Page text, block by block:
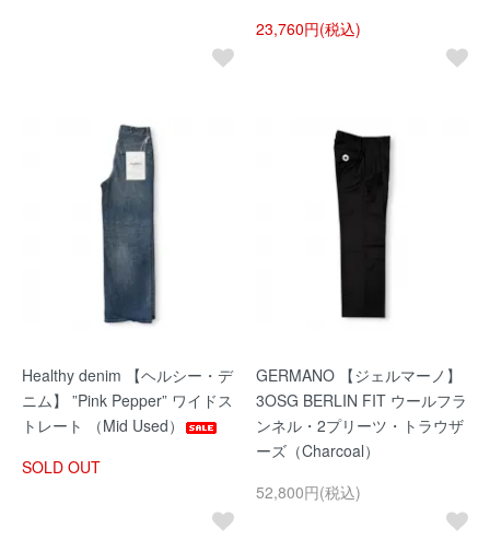
23,760円(税込)
Healthy denim 【ヘルシー・デ
ニム】 ”Pink Pepper” ワイドス
トレート （Mid Used）
SOLD OUT
GERMANO 【ジェルマーノ】
3OSG BERLIN FIT ウールフラ
ンネル・2プリーツ・トラウザ
ーズ（Charcoal）
52,800円(税込)